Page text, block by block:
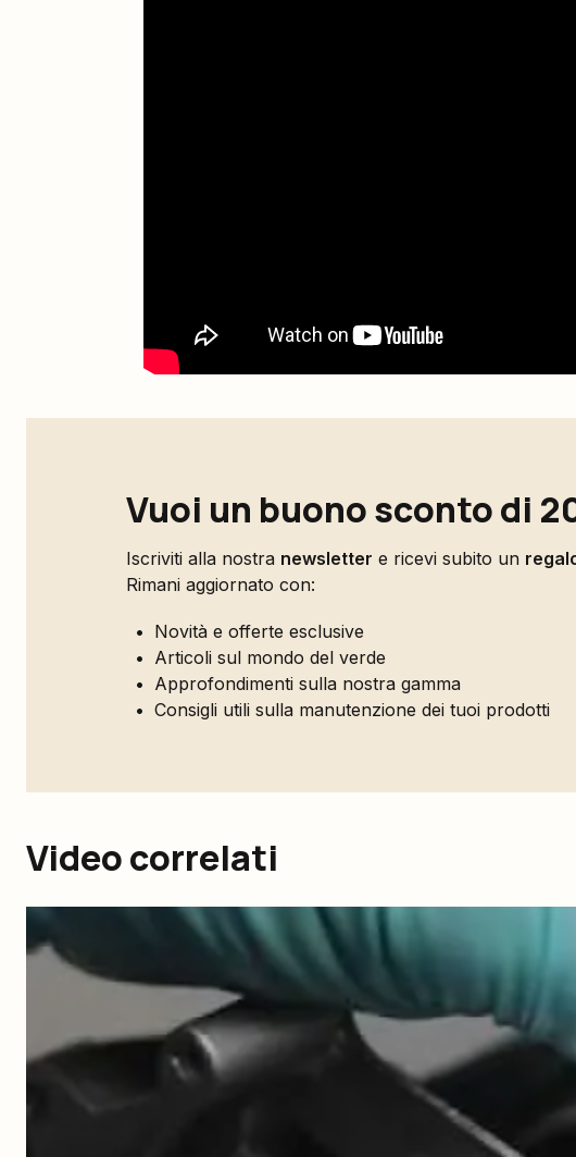
Vuoi un buono sconto di
Iscriviti alla nostra newsletter e ricevi subito un
Rimani aggiornato con:
Novità e offerte esclusive
Articoli sul mondo del verde
Approfondimenti sulla nostra gamma
Consigli utili sulla manutenzione dei tuoi prodotti
Video correlati